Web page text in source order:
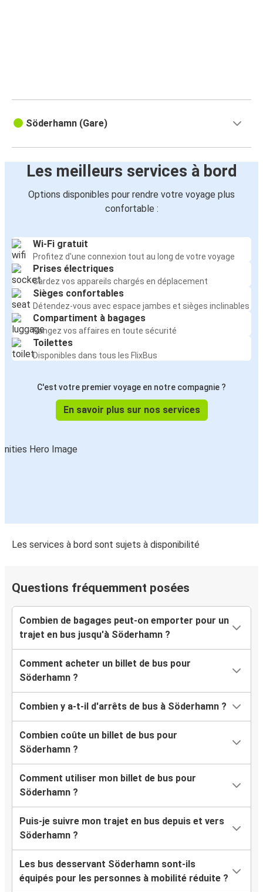
Söderhamn (Gare)
Les meilleurs services à bord
Options disponibles pour rendre votre voyage plus
confortable :
Wi-Fi gratuit
Profitez d'une connexion tout au long de votre voyage
Prises électriques
Gardez vos appareils chargés en déplacement
Sièges confortables
Détendez-vous avec espace jambes et sièges inclinables
Compartiment à bagages
Rangez vos affaires en toute sécurité
Toilettes
Disponibles dans tous les FlixBus
C'est votre premier voyage en notre compagnie ?
En savoir plus sur nos services
Les services à bord sont sujets à disponibilité
Questions fréquemment posées
Combien de bagages peut-on emporter pour un
trajet en bus jusqu'à Söderhamn ?
Comment acheter un billet de bus pour
Söderhamn ?
Combien y a-t-il d'arrêts de bus à Söderhamn ?
Combien coûte un billet de bus pour
Söderhamn ?
Comment utiliser mon billet de bus pour
Söderhamn ?
Puis-je suivre mon trajet en bus depuis et vers
Söderhamn ?
Les bus desservant Söderhamn sont-ils
équipés pour les personnes à mobilité réduite ?